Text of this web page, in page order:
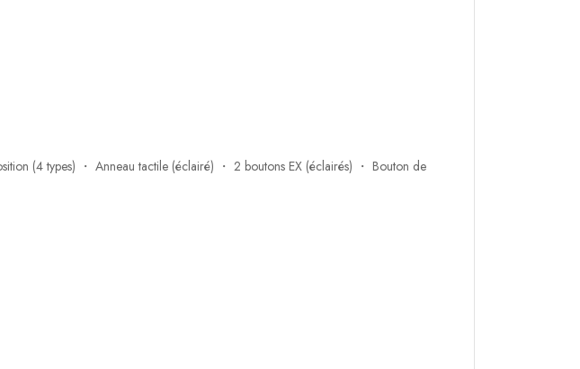
(4 types) ・ Anneau tactile (éclairé) ・ 2 boutons EX (éclairés) ・ Bouton de